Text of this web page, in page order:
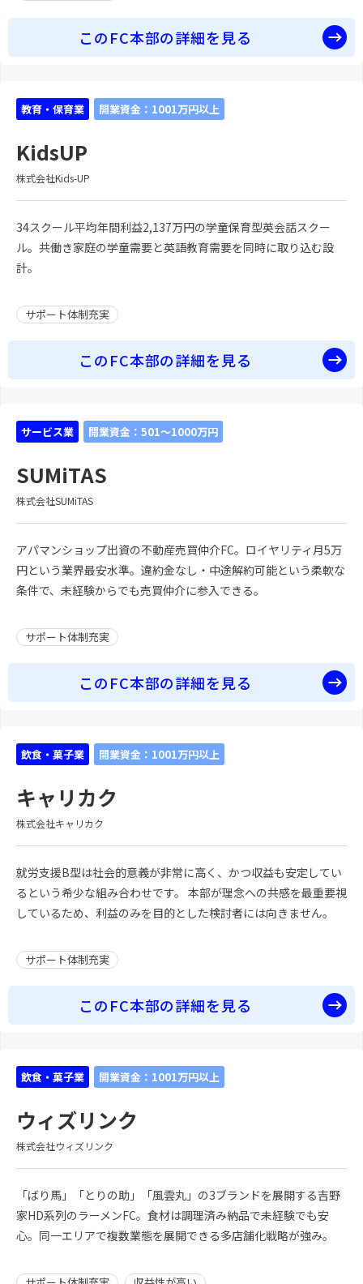
このFC本部の詳細を見る
教育・保育業 開業資金：1001万円以上
KidsUP
株式会社Kids-UP
34スクール平均年間利益2,137万円の学童保育型英会話スクー
ル。共働き家庭の学童需要と英語教育需要を同時に取り込む設
計。
サポート体制充実
このFC本部の詳細を見る
サービス業 開業資金：501～1000万円
SUMiTAS
株式会社SUMiTAS
アパマンショップ出資の不動産売買仲介FC。ロイヤリティ月5万
円という業界最安水準。違約金なし・中途解約可能という柔軟な
条件で、未経験からでも売買仲介に参入できる。
サポート体制充実
このFC本部の詳細を見る
飲食・菓子業 開業資金：1001万円以上
キャリカク
株式会社キャリカク
就労支援B型は社会的意義が非常に高く、かつ収益も安定してい
るという希少な組み合わせです。 本部が理念への共感を最重要視
しているため、利益のみを目的とした検討者には向きません。
サポート体制充実
このFC本部の詳細を見る
飲食・菓子業 開業資金：1001万円以上
ウィズリンク
株式会社ウィズリンク
「ばり馬」「とりの助」「風雲丸」の3ブランドを展開する吉野
家HD系列のラーメンFC。食材は調理済み納品で未経験でも安
心。同一エリアで複数業態を展開できる多店舗化戦略が強み。